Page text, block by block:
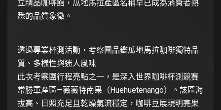
立精品咖啡館，瓜地馬拉產區名稱早已成為消費者熟
悉的品質象徵。
透過專業杯測活動，考察團品鑑瓜地馬拉咖啡獨特品
質、多樣性與迷人風味
此次考察團行程亮點之一，是深入世界咖啡杯測競賽
常勝軍產區—薇薇特南果（Huehuetenango）。該區海
拔高、日照充足且乾燥氣流穩定，咖啡豆展現明亮果